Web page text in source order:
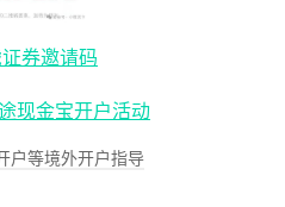
券邀请码
现金宝开户活动
户等境外开户指导